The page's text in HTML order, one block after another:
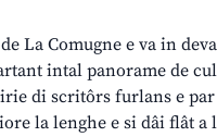
La Comugne e va in
intal panorame de
di scritôrs furlans e
la lenghe e si dâi flât